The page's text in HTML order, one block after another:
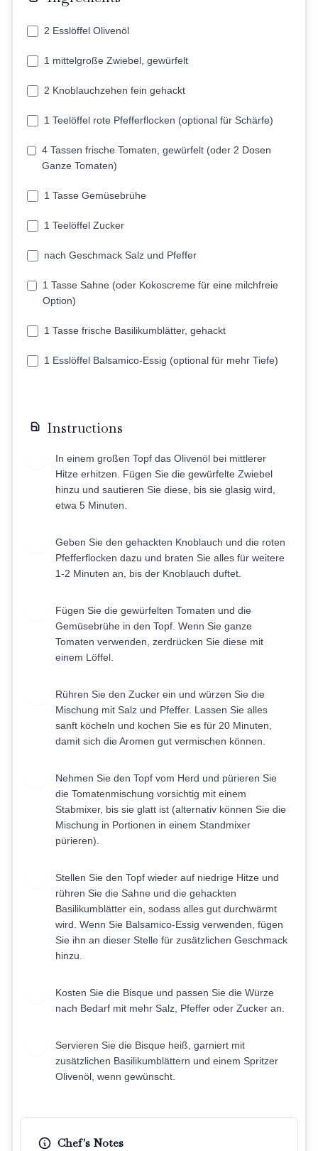
2 Esslöffel Olivenöl
1 mittelgroße Zwiebel, gewürfelt
2 Knoblauchzehen fein gehackt
1 Teelöffel rote Pfefferflocken (optional für Schärfe)
4 Tassen frische Tomaten, gewürfelt (oder 2 Dosen
Ganze Tomaten)
1 Tasse Gemüsebrühe
1 Teelöffel Zucker
nach Geschmack Salz und Pfeffer
1 Tasse Sahne (oder Kokoscreme für eine milchfreie
Option)
1 Tasse frische Basilikumblätter, gehackt
1 Esslöffel Balsamico-Essig (optional für mehr Tiefe)
Instructions
In einem großen Topf das Olivenöl bei mittlerer
Hitze erhitzen. Fügen Sie die gewürfelte Zwiebel
hinzu und sautieren Sie diese, bis sie glasig wird,
etwa 5 Minuten.
Geben Sie den gehackten Knoblauch und die roten
Pfefferflocken dazu und braten Sie alles für weitere
1-2 Minuten an, bis der Knoblauch duftet.
Fügen Sie die gewürfelten Tomaten und die
Gemüsebrühe in den Topf. Wenn Sie ganze
Tomaten verwenden, zerdrücken Sie diese mit
einem Löffel.
Rühren Sie den Zucker ein und würzen Sie die
Mischung mit Salz und Pfeffer. Lassen Sie alles
sanft köcheln und kochen Sie es für 20 Minuten,
damit sich die Aromen gut vermischen können.
Nehmen Sie den Topf vom Herd und pürieren Sie
die Tomatenmischung vorsichtig mit einem
Stabmixer, bis sie glatt ist (alternativ können Sie die
Mischung in Portionen in einem Standmixer
pürieren).
Stellen Sie den Topf wieder auf niedrige Hitze und
rühren Sie die Sahne und die gehackten
Basilikumblätter ein, sodass alles gut durchwärmt
wird. Wenn Sie Balsamico-Essig verwenden, fügen
Sie ihn an dieser Stelle für zusätzlichen Geschmack
hinzu.
Kosten Sie die Bisque und passen Sie die Würze
nach Bedarf mit mehr Salz, Pfeffer oder Zucker an.
Servieren Sie die Bisque heiß, garniert mit
zusätzlichen Basilikumblättern und einem Spritzer
Olivenöl, wenn gewünscht.
Chef's Notes